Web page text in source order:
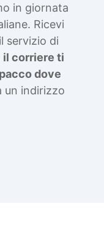
in giornata
Ricevi
servizio di
il corriere ti
dove
un indirizzo